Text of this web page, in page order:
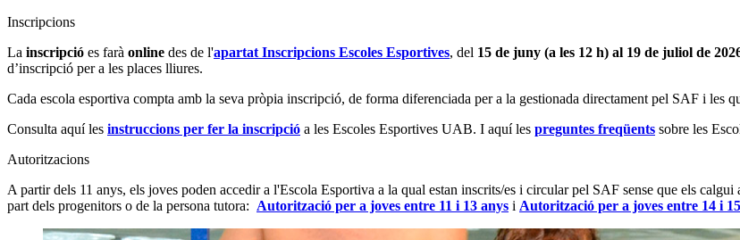
Inscripcions
La inscripció es farà online des de l'apartat Inscripcions Escoles Esportives, del 15 de juny (a les 12 h) al 19 de juliol de
d’inscripció per a les places lliures.
Cada escola esportiva compta amb la seva pròpia inscripció, de forma diferenciada per a la gestionada directament pel SAF i les
Consulta aquí les instruccions per fer la inscripció a les Escoles Esportives UAB. I aquí les preguntes freqüents sobre les
Autoritzacions
A partir dels 11 anys, els joves poden accedir a l'Escola Esportiva a la qual estan inscrits/es i circular pel SAF sense que els
part dels progenitors o de la persona tutora: Autorització per a joves entre 11 i 13 anys i Autorització per a joves entre 14 i